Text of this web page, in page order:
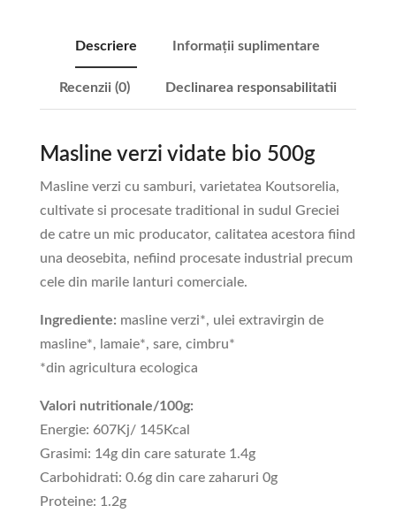
Descriere Informații suplimentare
Recenzii (0) Declinarea responsabilitatii
Masline verzi vidate bio 500g
Masline verzi cu samburi, varietatea Koutsorelia,
cultivate si procesate traditional in sudul Greciei
de catre un mic producator, calitatea acestora fiind
una deosebita, nefiind procesate industrial precum
cele din marile lanturi comerciale.
Ingrediente: masline verzi*, ulei extravirgin de
masline*, lamaie*, sare, cimbru*
*din agricultura ecologica
Valori nutritionale/100g:
Energie: 607Kj/ 145Kcal
Grasimi: 14g din care saturate 1.4g
Carbohidrati: 0.6g din care zaharuri 0g
Proteine: 1.2g